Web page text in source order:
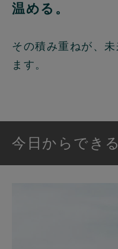
温める。
その積み重ねが、
ます。
今日からでき